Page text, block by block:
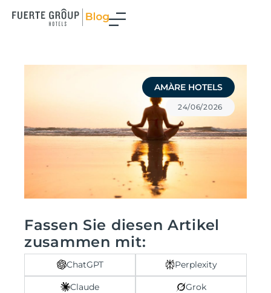
Inhalt
24/06/2026
AMÀRE HOTELS
Fassen Sie diesen Artikel
zusammen mit:
ChatGPT Perplexity
Claude Grok